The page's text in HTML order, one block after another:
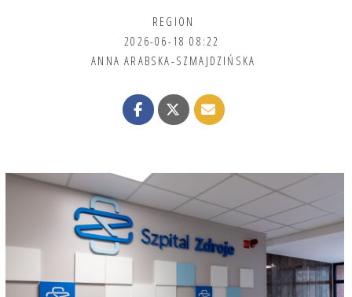
REGION
2026-06-18 08:22
ANNA ARABSKA-SZMAJDZIŃSKA